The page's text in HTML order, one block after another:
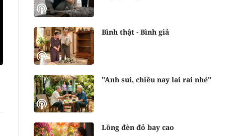
Bình thật - Bình giả
"Anh sui, chiều nay lai rai nhé"
Lồng đèn đỏ bay cao